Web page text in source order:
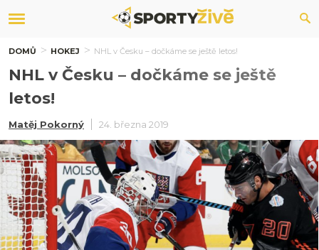
DOMŮ HOKEJ NHL v Česku – dočkáme se ještě letos!
NHL v Česku – dočkáme se ještě
letos!
Matěj Pokorný 24. března 2019